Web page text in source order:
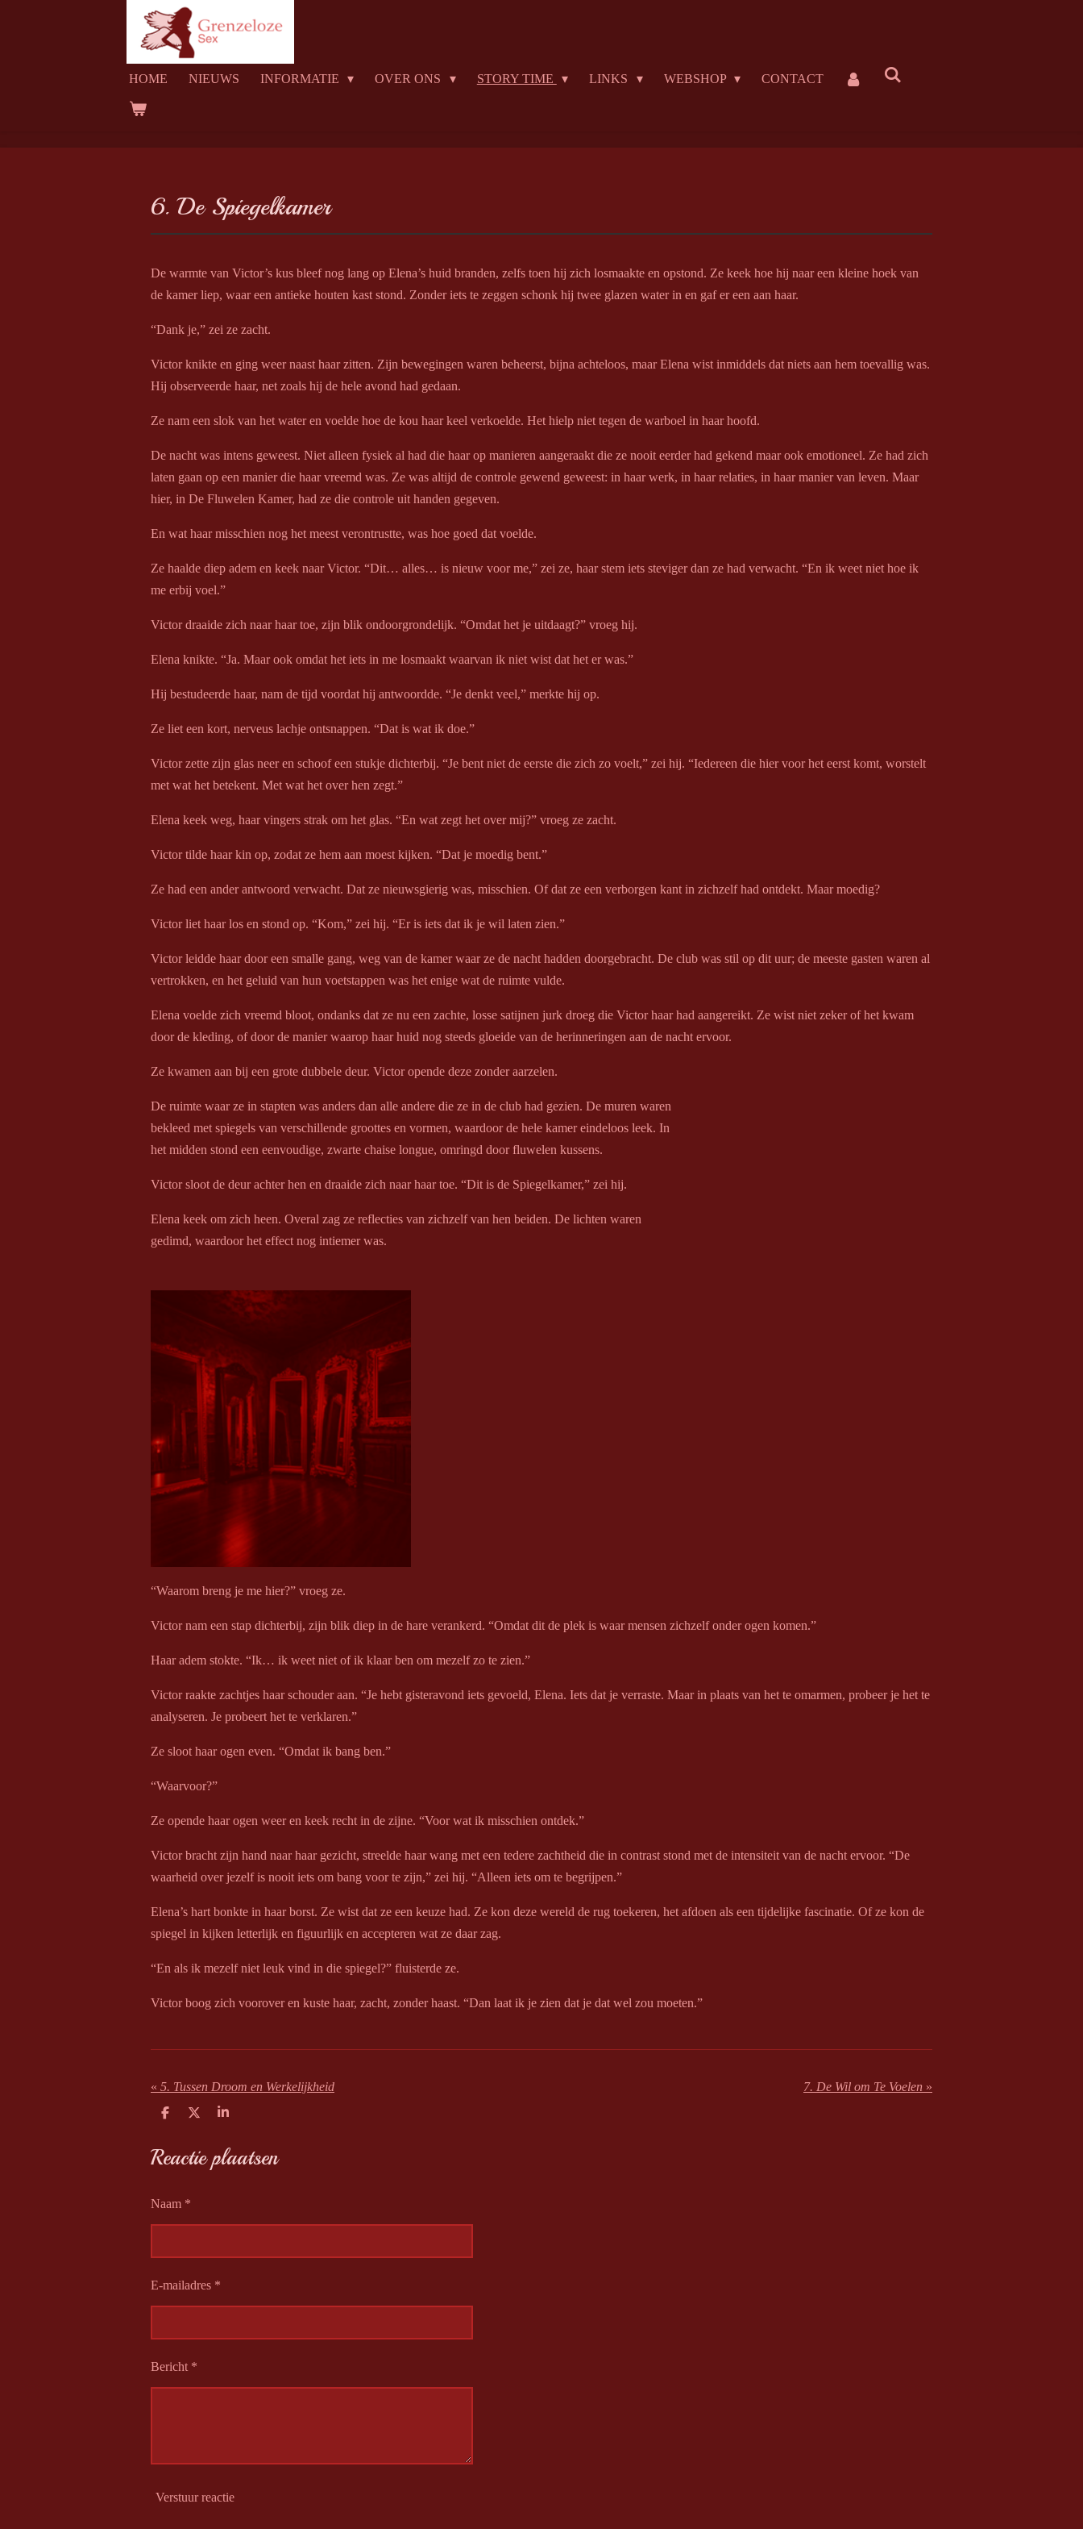
HOME NIEUWS INFORMATIE OVER ONS STORY TIME LINKS WEBSHOP CONTACT
6. De Spiegelkamer
De warmte van Victor’s kus bleef nog lang op Elena’s huid branden, zelfs toen hij zich losmaakte en opstond. Ze keek hoe hij naar een kleine hoek van
de kamer liep, waar een antieke houten kast stond. Zonder iets te zeggen schonk hij twee glazen water in en gaf er een aan haar.
“Dank je,” zei ze zacht.
Victor knikte en ging weer naast haar zitten. Zijn bewegingen waren beheerst, bijna achteloos, maar Elena wist inmiddels dat niets aan hem toevallig was.
Hij observeerde haar, net zoals hij de hele avond had gedaan.
Ze nam een slok van het water en voelde hoe de kou haar keel verkoelde. Het hielp niet tegen de warboel in haar hoofd.
De nacht was intens geweest. Niet alleen fysiek al had die haar op manieren aangeraakt die ze nooit eerder had gekend maar ook emotioneel. Ze had zich
laten gaan op een manier die haar vreemd was. Ze was altijd de controle gewend geweest: in haar werk, in haar relaties, in haar manier van leven. Maar
hier, in De Fluwelen Kamer, had ze die controle uit handen gegeven.
En wat haar misschien nog het meest verontrustte, was hoe goed dat voelde.
Ze haalde diep adem en keek naar Victor. “Dit… alles… is nieuw voor me,” zei ze, haar stem iets steviger dan ze had verwacht. “En ik weet niet hoe ik
me erbij voel.”
Victor draaide zich naar haar toe, zijn blik ondoorgrondelijk. “Omdat het je uitdaagt?” vroeg hij.
Elena knikte. “Ja. Maar ook omdat het iets in me losmaakt waarvan ik niet wist dat het er was.”
Hij bestudeerde haar, nam de tijd voordat hij antwoordde. “Je denkt veel,” merkte hij op.
Ze liet een kort, nerveus lachje ontsnappen. “Dat is wat ik doe.”
Victor zette zijn glas neer en schoof een stukje dichterbij. “Je bent niet de eerste die zich zo voelt,” zei hij. “Iedereen die hier voor het eerst komt, worstelt
met wat het betekent. Met wat het over hen zegt.”
Elena keek weg, haar vingers strak om het glas. “En wat zegt het over mij?” vroeg ze zacht.
Victor tilde haar kin op, zodat ze hem aan moest kijken. “Dat je moedig bent.”
Ze had een ander antwoord verwacht. Dat ze nieuwsgierig was, misschien. Of dat ze een verborgen kant in zichzelf had ontdekt. Maar moedig?
Victor liet haar los en stond op. “Kom,” zei hij. “Er is iets dat ik je wil laten zien.”
Victor leidde haar door een smalle gang, weg van de kamer waar ze de nacht hadden doorgebracht. De club was stil op dit uur; de meeste gasten waren al
vertrokken, en het geluid van hun voetstappen was het enige wat de ruimte vulde.
Elena voelde zich vreemd bloot, ondanks dat ze nu een zachte, losse satijnen jurk droeg die Victor haar had aangereikt. Ze wist niet zeker of het kwam
door de kleding, of door de manier waarop haar huid nog steeds gloeide van de herinneringen aan de nacht ervoor.
Ze kwamen aan bij een grote dubbele deur. Victor opende deze zonder aarzelen.
De ruimte waar ze in stapten was anders dan alle andere die ze in de club had gezien. De muren waren
bekleed met spiegels van verschillende groottes en vormen, waardoor de hele kamer eindeloos leek. In
het midden stond een eenvoudige, zwarte chaise longue, omringd door fluwelen kussens.
Victor sloot de deur achter hen en draaide zich naar haar toe. “Dit is de Spiegelkamer,” zei hij.
Elena keek om zich heen. Overal zag ze reflecties van zichzelf van hen beiden. De lichten waren
gedimd, waardoor het effect nog intiemer was.
“Waarom breng je me hier?” vroeg ze.
Victor nam een stap dichterbij, zijn blik diep in de hare verankerd. “Omdat dit de plek is waar mensen zichzelf onder ogen komen.”
Haar adem stokte. “Ik… ik weet niet of ik klaar ben om mezelf zo te zien.”
Victor raakte zachtjes haar schouder aan. “Je hebt gisteravond iets gevoeld, Elena. Iets dat je verraste. Maar in plaats van het te omarmen, probeer je het te
analyseren. Je probeert het te verklaren.”
Ze sloot haar ogen even. “Omdat ik bang ben.”
“Waarvoor?”
Ze opende haar ogen weer en keek recht in de zijne. “Voor wat ik misschien ontdek.”
Victor bracht zijn hand naar haar gezicht, streelde haar wang met een tedere zachtheid die in contrast stond met de intensiteit van de nacht ervoor. “De
waarheid over jezelf is nooit iets om bang voor te zijn,” zei hij. “Alleen iets om te begrijpen.”
Elena’s hart bonkte in haar borst. Ze wist dat ze een keuze had. Ze kon deze wereld de rug toekeren, het afdoen als een tijdelijke fascinatie. Of ze kon de
spiegel in kijken letterlijk en figuurlijk en accepteren wat ze daar zag.
“En als ik mezelf niet leuk vind in die spiegel?” fluisterde ze.
Victor boog zich voorover en kuste haar, zacht, zonder haast. “Dan laat ik je zien dat je dat wel zou moeten.”
« 5. Tussen Droom en Werkelijkheid 7. De Wil om Te Voelen »
D
e
n
D
l
S
r
e
Reactie plaatsen
Naam *
E-mailadres *
Bericht *
Verstuur reactie